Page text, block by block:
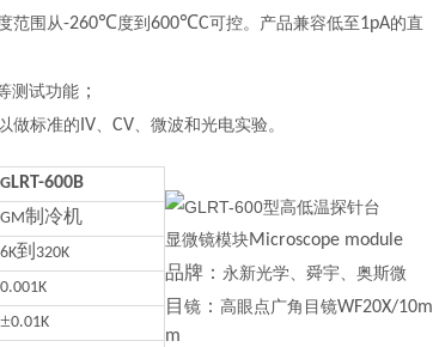
范围从-260℃度到600℃C可控。产品兼容低至 1pA的直
测试功能 ；
做标准的 IV、CV、微波和光电实验。
GLRT-600B
GM制冷机
6K到 320K
0.001K
±0.01K
显微镜模块Microscope module
品牌： 永新光学、舜宇、奥斯微
目镜 ：高眼点广角目镜WF20X/10m
m